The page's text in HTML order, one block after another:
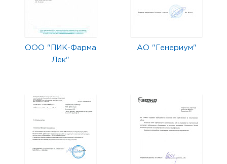
ООО "ПИК-Фарма
Лек"
АО "Генериум"